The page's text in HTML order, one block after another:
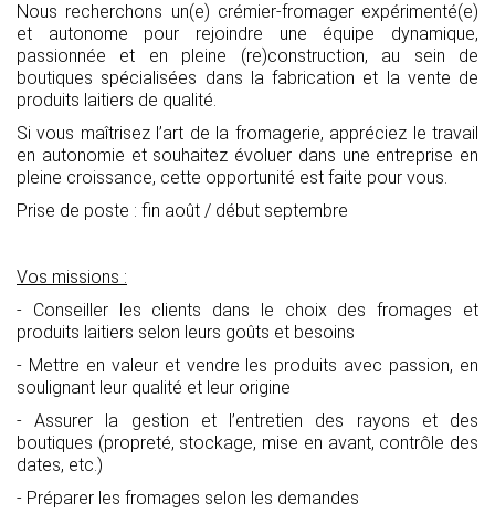
Nous recherchons un(e) crémier-fromager expérimenté(e)
et autonome pour rejoindre une équipe dynamique,
passionnée et en pleine (re)construction, au sein de
boutiques spécialisées dans la fabrication et la vente de
produits laitiers de qualité.
Si vous maîtrisez l’art de la fromagerie, appréciez le travail
en autonomie et souhaitez évoluer dans une entreprise en
pleine croissance, cette opportunité est faite pour vous.
Prise de poste : fin août / début septembre
Vos missions :
- Conseiller les clients dans le choix des fromages et
produits laitiers selon leurs goûts et besoins
- Mettre en valeur et vendre les produits avec passion, en
soulignant leur qualité et leur origine
- Assurer la gestion et l’entretien des rayons et des
boutiques (propreté, stockage, mise en avant, contrôle des
dates, etc.)
- Préparer les fromages selon les demandes